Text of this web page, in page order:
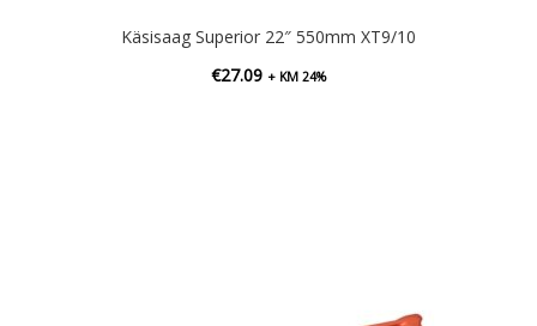
Käsisaag Superior 22″ 550mm XT9/10
€27.09 + KM 24%